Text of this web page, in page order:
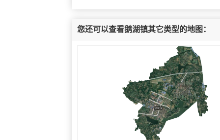
您还可以查看鹅湖镇其它类型的地图：